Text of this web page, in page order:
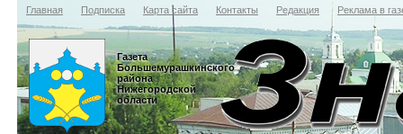
Главная Подписка Карта сайта Контакты Редакция Реклама в
Газета
Большемурашкинского
района
Нижегородской
области